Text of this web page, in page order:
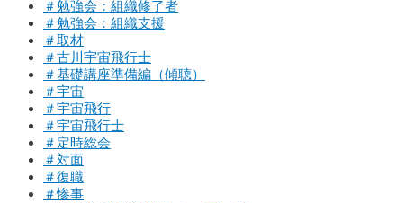
＃勉強会：組織修了者
＃勉強会：組織支援
＃取材
＃古川宇宙飛行士
＃基礎講座準備編（傾聴）
＃宇宙
＃宇宙飛行
＃宇宙飛行士
＃定時総会
＃対面
＃復職
＃惨事